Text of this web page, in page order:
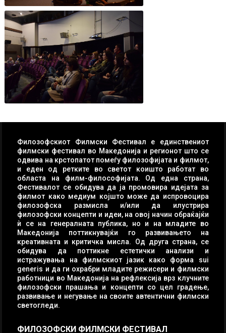
Филозофскиот Филмски Фестивал е единствениот
филмски фестивал во Македонија и регионот што се
одвива на крстопатот помеѓу филозофијата и филмот,
и еден од ретките во светот коишто работат во
областа на филм-философијата. Од една страна,
Фестивалот се обидува да ја промовира идејата за
филмот како медиум којшто може да испровоцира
филозофска размисла и/или да илустрира
филозофски концепти и идеи, на овој начин обраќајќи
ѝ се на генералната публика, но и на младите во
Македонија поттикнувајќи го развивањето на
креативната и критичка мисла. Од друга страна, се
обидува да поттикне естетички анализи и
истражувања на филмскиот јазик како форма sui
generis и да ги охрабри младите режисери и филмски
работници во Македонија на рефлексија врз клучните
филозофски прашања и концепти со цел градење,
развивање и негување на своите автентични филмски
светогледи.
ФИЛОЗОФСКИ ФИЛМСКИ ФЕСТИВАЛ